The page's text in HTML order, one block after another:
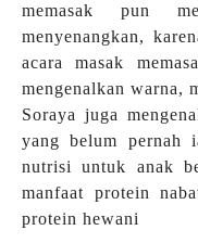
memasak pun
menyenangkan,
acara masak
mengenalkan warna,
Soraya juga
yang belum pernah
nutrisi untuk anak
manfaat protein
protein hewani